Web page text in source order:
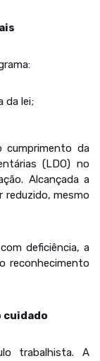
da lei;
cumprimento da
(LDO) no
Alcançada a
reduzido, mesmo
deficiência, a
reconhecimento
cuidado
trabalhista. A